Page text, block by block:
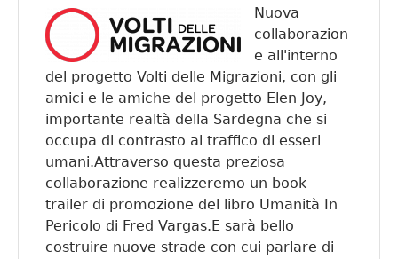
Nuova
collaborazion
e all'interno
del progetto Volti delle Migrazioni, con gli
amici e le amiche del progetto Elen Joy,
importante realtà della Sardegna che si
occupa di contrasto al traffico di esseri
umani.Attraverso questa preziosa
collaborazione realizzeremo un book
trailer di promozione del libro Umanità In
Pericolo di Fred Vargas.E sarà bello
costruire nuove strade con cui parlare di